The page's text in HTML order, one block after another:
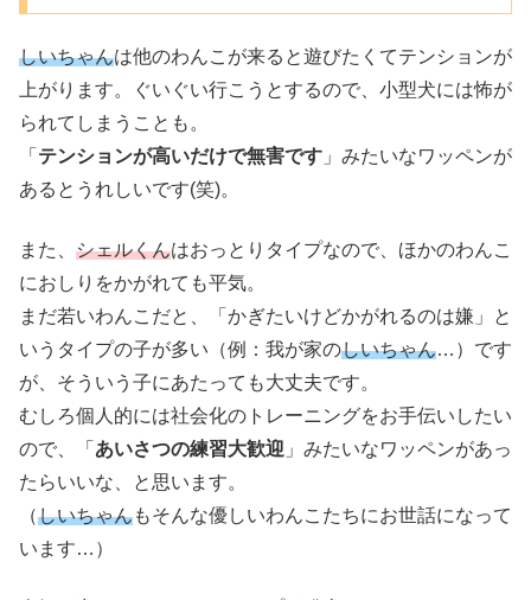
しいちゃんは他のわんこが来ると遊びたくてテンションが
上がります。ぐいぐい行こうとするので、小型犬には怖が
られてしまうことも。
「 テンションが高いだけで無害です 」みたいなワッペンが
あるとうれしいです(笑)。
また、 シェルくんはおっとりタイプなので、ほかのわんこ
におしりをかがれても平気。
まだ若いわんこだと、「かぎたいけどかがれるのは嫌」と
いうタイプの子が多い（例：我が家のしいちゃん…）です
が、そういう子にあたっても大丈夫です。
むしろ個人的には社会化のトレーニングをお手伝いしたい
ので、「 あいさつの練習大歓迎 」みたいなワッペンがあっ
たらいいな、と思います。
（しいちゃんもそんな優しいわんこたちにお世話になって
います…）